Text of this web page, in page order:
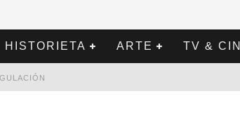
HISTORIETA ARTE TV &